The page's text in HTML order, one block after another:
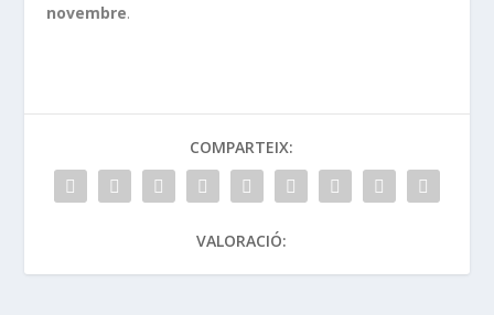
novembre.
COMPARTEIX:
VALORACIÓ: